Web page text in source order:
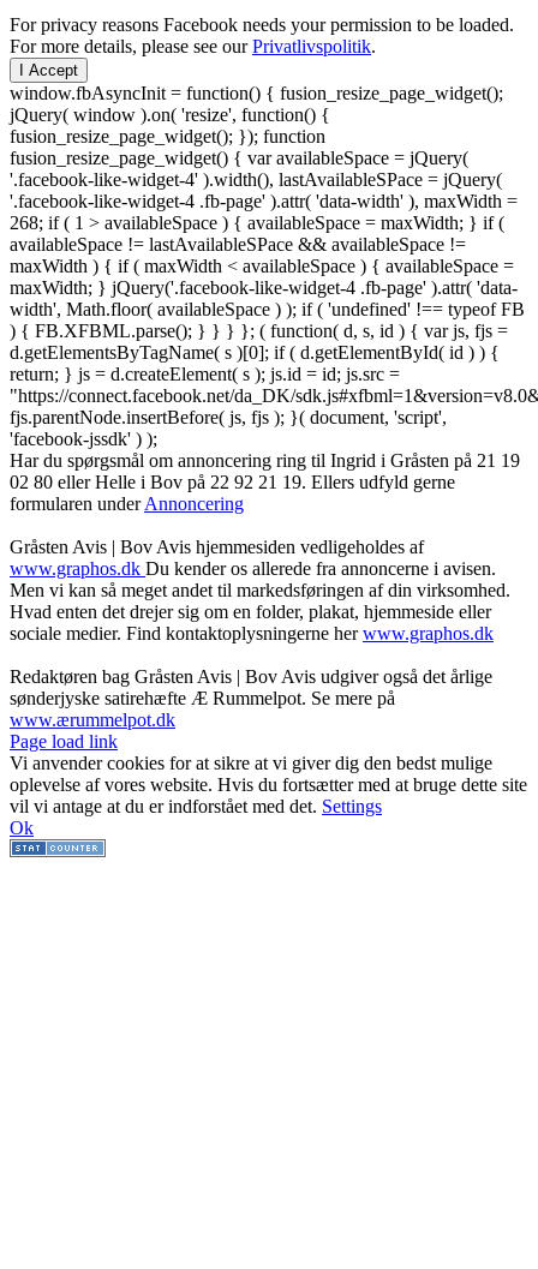
For privacy reasons Facebook needs your permission to be loaded.
For more details, please see ourPrivatlivspolitik.
I Accept
window.fbAsyncInit = function() { fusion_resize_page_widget();
jQuery( window ).on( 'resize', function() {
fusion_resize_page_widget(); }); function
fusion_resize_page_widget() { var availableSpace = jQuery(
'.facebook-like-widget-4' ).width(), lastAvailableSPace = jQuery(
'.facebook-like-widget-4 .fb-page' ).attr( 'data-width' ), maxWidth =
268; if ( 1 > availableSpace ) { availableSpace = maxWidth; } if (
availableSpace != lastAvailableSPace && availableSpace !=
maxWidth ) { if ( maxWidth < availableSpace ) { availableSpace =
maxWidth; } jQuery('.facebook-like-widget-4 .fb-page' ).attr( 'data-
width', Math.floor( availableSpace ) ); if ( 'undefined' !== typeof FB
) { FB.XFBML.parse(); } } } }; ( function( d, s, id ) { var js, fjs =
d.getElementsByTagName( s )[0]; if ( d.getElementById( id ) ) {
return; } js = d.createElement( s ); js.id = id; js.src =
"https://connect.facebook.net/da_DK/
fjs.parentNode.insertBefore( js, fjs ); }( document, 'script',
'facebook-jssdk' ) );
Har du spørgsmål om annoncering ring til Ingrid i Gråsten på 21 19
02 80 ‬eller Helle i Bov på 22 92 21 19‬. Ellers udfyld gerne
formularen underAnnoncering
Gråsten Avis | Bov Avis hjemmesiden vedligeholdes af
www.graphos.dk Du kender os allerede fra annoncerne i avisen.
Men vi kan så meget andet til markedsføringen af din virksomhed.
Hvad enten det drejer sig om en folder, plakat, hjemmeside eller
sociale medier. Find kontaktoplysningerne herwww.graphos.dk
Redaktøren bag Gråsten Avis | Bov Avis udgiver også det årlige
sønderjyske satirehæfte Æ Rummelpot. Se mere på
www.ærummelpot.dk
Facebook
Facebook
Facebook
Facebook
Instagram
Instagram
Instagram
LinkedIn
Page load link
Vi anvender cookies for at sikre at vi giver dig den bedst mulige
oplevelse af vores website. Hvis du fortsætter med at bruge dette site
vil vi antage at du er indforstået med det. Settings
Ok
Go